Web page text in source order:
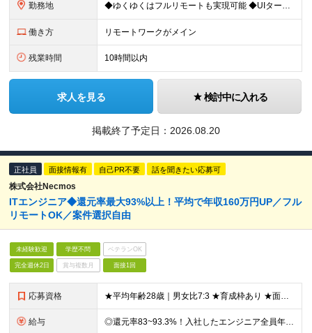
勤務地 ◆ゆくゆくはフルリモートも実現可能 ◆UIターン歓迎！転勤なし 【本社】 〒155-0032 東京都世田谷区代沢5-30-2 A＊G下北沢2F-2 ＼理想の働き方を実現／ ・在宅勤務と出社を自由に
働き方 リモートワークがメイン
残業時間 10時間以内
求人を見る 検討中に入れる
掲載終了予定日： 2026.08.20
正社員 面接情報有 自己PR不要 話を聞きたい応募可
株式会社Necmos
ITエンジニア◆還元率最大93%以上！平均で年収160万円UP／フル
リモートOK／案件選択自由
未経験歓迎 学歴不問 ベテランOK
完全週休2日 賞与複数月 面接1回
応募資格 ★平均年齢28歳｜男女比7:3 ★育成枠あり ★面接1回スピード選考 ★20代～30代活躍中 ★学歴不問 【応募条件】 ◎経験者 何らかの開発・設計構築の経験をお持ちの方 └言語・業界・ジャンル不問
給与 ◎還元率83~93.3%！入社したエンジニア全員年収UP（平均160万円UP/平均月給45万円） ◎上昇還元率制・単価連動型⇒会社利益は最大10万円！残り全てを還元 ◎平均月単価は67万円 月給40